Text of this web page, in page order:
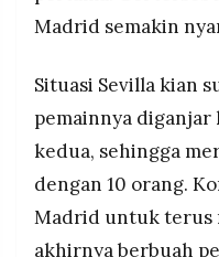
Madrid semakin
Situasi Sevilla kian
pemainnya
kedua, sehingga
dengan 10 orang.
Madrid untuk terus
akhirnya berbuah